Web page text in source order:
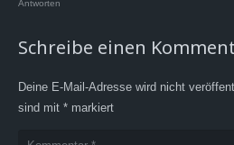
Antworten
Schreibe einen
Deine E-Mail-Adresse wird nicht
sind mit *markiert